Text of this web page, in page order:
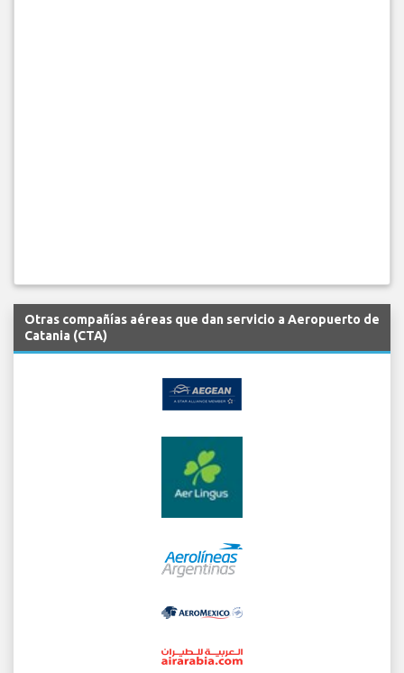
Otras compañías aéreas que dan servicio a Aeropuerto de
Catania (CTA)